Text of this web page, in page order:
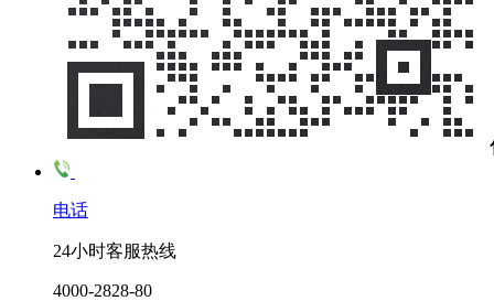
电话
24小时客服热线
4000-2828-80